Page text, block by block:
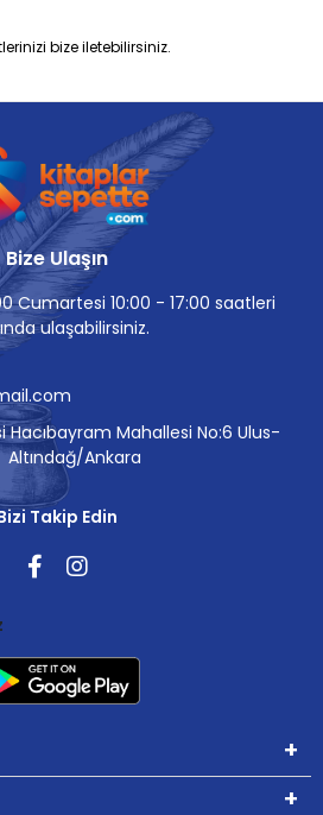
bize iletebilirsiniz.
Bize Ulaşın
Cumartesi 10:00 - 17:00 saatleri
ulaşabilirsiniz.
Mahallesi No:6 Ulus-
Altındağ/Ankara
Takip Edin